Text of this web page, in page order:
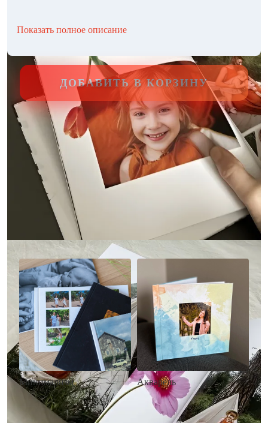
Показать полное описание
ДОБАВИТЬ В КОРЗИНУ
Другие стили фотокниг
Минимализм
• Без декора
• Выбор цвета фона
Акварель
• Декор в стиле
акварельных красок